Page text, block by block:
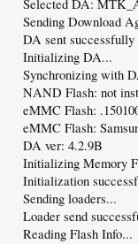
Selected DA:
Sending Download
DA sent successfully
Initializing DA...
Synchronizing with
NAND Flash: not
eMMC Flash:
eMMC Flash:
DA ver: 4.2.9B
Initializing Memory
Initialization
Sending loaders...
Loader send
Reading Flash Info...